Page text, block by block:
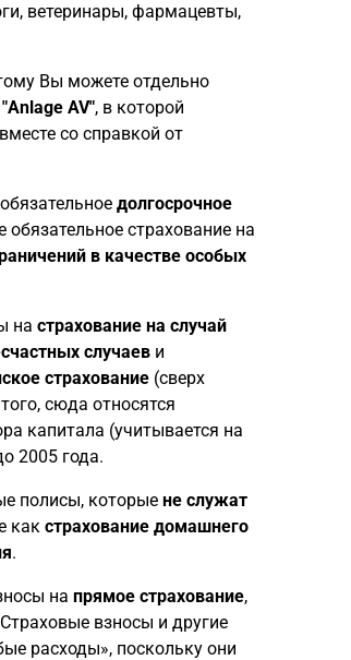
ветеринары, фармацевты,
Вы можете отдельно
"Anlage AV", в которой
со справкой от
долгосрочное
обязательное страхование на
в качестве особых
на страхование на случай
случаеви
страхование(сверх
сюда относятся
капитала (учитывается на
2005 года.
полисы, которые не служат
как страхование домашнего
.
на прямое страхование,
взносы и другие
расходы», поскольку они